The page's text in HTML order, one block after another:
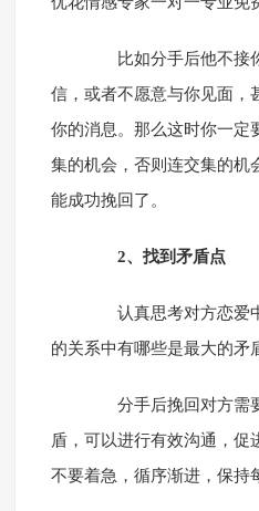
比如分手后他不接
信，或者不愿意与你见面，
你的消息。那么这时你一定
集的机会，否则连交集的机
能成功挽回了。
2、找到矛盾点
认真思考对方恋爱中
的关系中有哪些是最大的矛
分手后挽回对方需
盾，可以进行有效沟通，促
不要着急，循序渐进，保持